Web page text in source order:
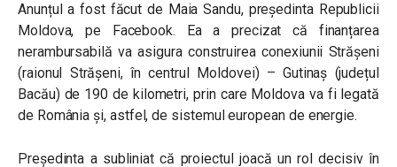
Anunțul a fost făcut de Maia Sandu, președinta Republicii
Moldova, pe Facebook. Ea a precizat că finanțarea
nerambursabilă va asigura construirea conexiunii Strășeni
(raionul Strășeni, în centrul Moldovei) – Gutinaș (județul
Bacău) de 190 de kilometri, prin care Moldova va fi legată
de România și, astfel, de sistemul european de energie.
Președinta a subliniat că proiectul joacă un rol decisiv în